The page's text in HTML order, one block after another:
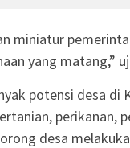
miniatur
yang matang,”
potensi desa
perikanan,
desa